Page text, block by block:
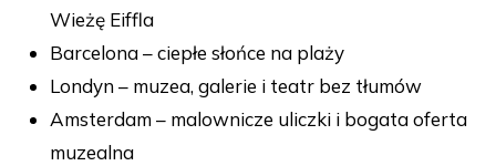
Wieżę Eiffla
Barcelona – ciepłe słońce na plaży
Londyn – muzea, galerie i teatr bez tłumów
Amsterdam – malownicze uliczki i bogata oferta
muzealna